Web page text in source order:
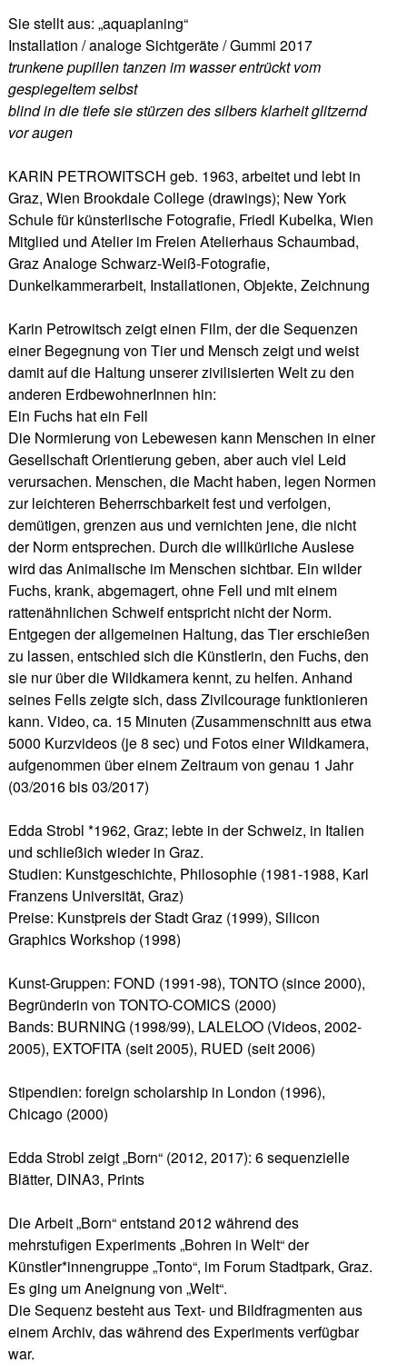
Sie stellt aus: „aquaplaning“
Installation / analoge Sichtgeräte / Gummi 2017
trunkene pupillen tanzen im wasser entrückt vom
gespiegeltem selbst
blind in die tiefe sie stürzen des silbers klarheit glitzernd
vor augen
KARIN PETROWITSCH geb. 1963, arbeitet und lebt in
Graz, Wien Brookdale College (drawings); New York
Schule für künsterlische Fotografie, Friedl Kubelka, Wien
Mitglied und Atelier im Freien Atelierhaus Schaumbad,
Graz Analoge Schwarz-Weiß-Fotografie,
Dunkelkammerarbeit, Installationen, Objekte, Zeichnung
Karin Petrowitsch zeigt einen Film, der die Sequenzen
einer Begegnung von Tier und Mensch zeigt und weist
damit auf die Haltung unserer zivilisierten Welt zu den
anderen ErdbewohnerInnen hin:
Ein Fuchs hat ein Fell
Die Normierung von Lebewesen kann Menschen in einer
Gesellschaft Orientierung geben, aber auch viel Leid
verursachen. Menschen, die Macht haben, legen Normen
zur leichteren Beherrschbarkeit fest und verfolgen,
demütigen, grenzen aus und vernichten jene, die nicht
der Norm entsprechen. Durch die willkürliche Auslese
wird das Animalische im Menschen sichtbar. Ein wilder
Fuchs, krank, abgemagert, ohne Fell und mit einem
rattenähnlichen Schweif entspricht nicht der Norm.
Entgegen der allgemeinen Haltung, das Tier erschießen
zu lassen, entschied sich die Künstlerin, den Fuchs, den
sie nur über die Wildkamera kennt, zu helfen. Anhand
seines Fells zeigte sich, dass Zivilcourage funktionieren
kann. Video, ca. 15 Minuten (Zusammenschnitt aus etwa
5000 Kurzvideos (je 8 sec) und Fotos einer Wildkamera,
aufgenommen über einem Zeitraum von genau 1 Jahr
(03/2016 bis 03/2017)
Edda Strobl *1962, Graz; lebte in der Schweiz, in Italien
und schließich wieder in Graz.
Studien: Kunstgeschichte, Philosophie (1981-1988, Karl
Franzens Universität, Graz)
Preise: Kunstpreis der Stadt Graz (1999), Silicon
Graphics Workshop (1998)
Kunst-Gruppen: FOND (1991-98), TONTO (since 2000),
Begründerin von TONTO-COMICS (2000)
Bands: BURNING (1998/99), LALELOO (Videos, 2002-
2005), EXTOFITA (seit 2005), RUED (seit 2006)
Stipendien: foreign scholarship in London (1996),
Chicago (2000)
Edda Strobl zeigt „Born“ (2012, 2017): 6 sequenzielle
Blätter, DINA3, Prints
Die Arbeit „Born“ entstand 2012 während des
mehrstufigen Experiments „Bohren in Welt“ der
Künstler*innengruppe „Tonto“, im Forum Stadtpark, Graz.
Es ging um Aneignung von „Welt“.
Die Sequenz besteht aus Text- und Bildfragmenten aus
einem Archiv, das während des Experiments verfügbar
war.